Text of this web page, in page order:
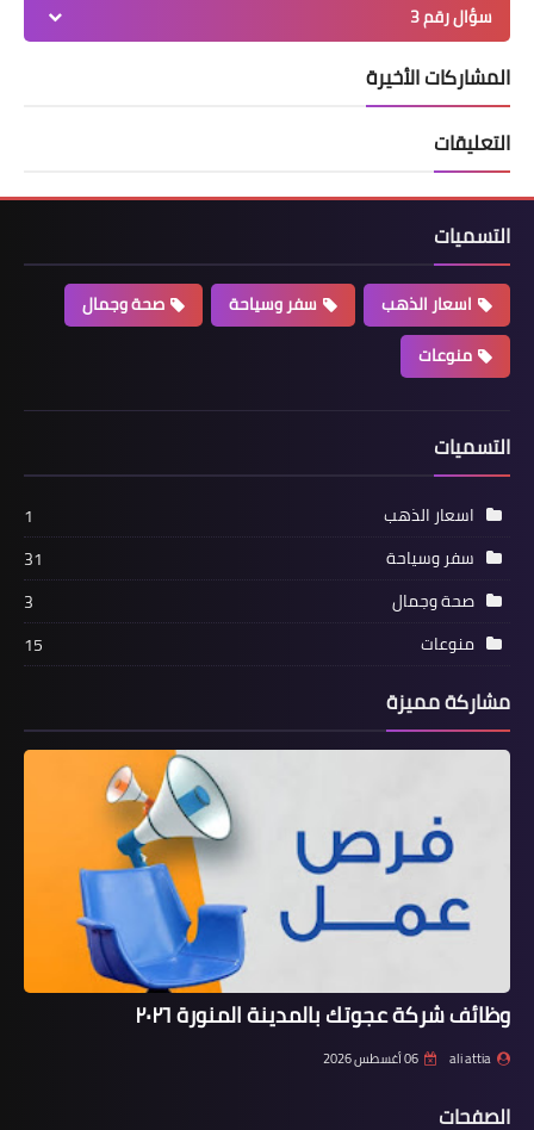
سؤال رقم 3
المشاركات الأخيرة
التعليقات
التسميات
اسعار الذهب سفر وسياحة
صحة وجمال
منوعات
التسميات
اسعار الذهب
1
سفر وسياحة
31
صحة وجمال
3
منوعات
15
مشاركة مميزة
وظائف شركة عجوتك بالمدينة المنورة ٢٠٢٦
ali attia 06 أغسطس 2026
الصفحات